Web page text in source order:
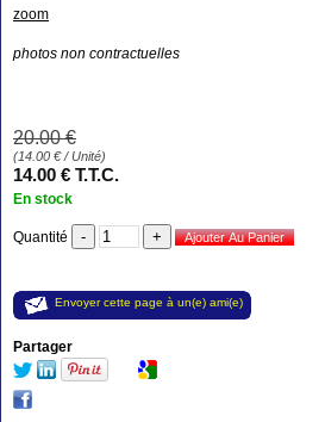
zoom
photos non contractuelles
20.00 €
(14.00 €/ Unité)
14.00 € T.T.C.
En stock
Quantité
Envoyer cette page à un(e) ami(e)
Partager